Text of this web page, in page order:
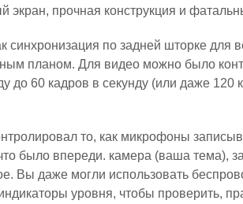
экран, прочная конструкция и
синхронизация по задней шторке для
планом. Для видео можно было
до 60 кадров в секунду (или даже 120
то, как микрофоны
было впереди. камера (ваша тема),
Вы даже могли использовать
уровня, чтобы проверить,